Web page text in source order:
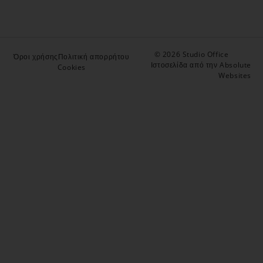
Όροι χρήσηςΠολιτική απορρήτου
Cookies
© 2026 Studio Office
Ιστοσελίδα από την Absolute
Websites